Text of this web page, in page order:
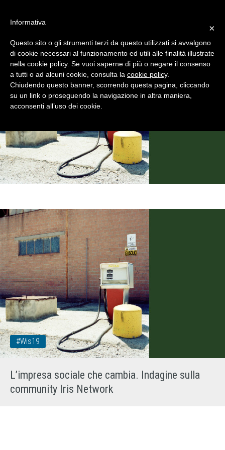
#WIS22
Home
Forum 2023
Chi siamo
#wis19
L’impresa sociale che cambia. Indagine sulla
community Iris Network
×
Informativa
Questo sito o gli strumenti terzi da questo utilizzati si avvalgono
di cookie necessari al funzionamento ed utili alle finalità illustrate
nella cookie policy. Se vuoi saperne di più o negare il consenso
a tutti o ad alcuni cookie, consulta la cookie policy.
Chiudendo questo banner, scorrendo questa pagina, cliccando
su un link o proseguendo la navigazione in altra maniera,
acconsenti all’uso dei cookie.